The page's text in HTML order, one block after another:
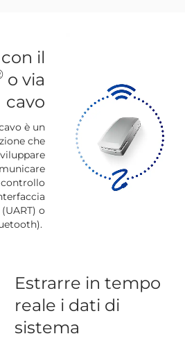
il
o via
cavo
è un
che
(UART) o
Estrarre in tempo
reale i dati di
sistema